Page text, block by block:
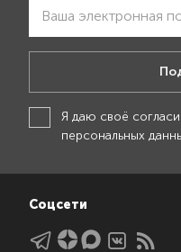
Я даю своё
персональных
Соцсети